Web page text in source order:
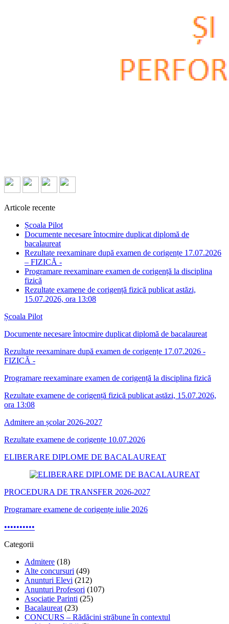
Articole recente
Școala Pilot
Documente necesare întocmire duplicat diplomă de
bacalaureat
Rezultate reexaminare după examen de corigențe 17.07.2026
– FIZICĂ -
Programare reexaminare examen de corigență la disciplina
fizică
Rezultate examene de corigență fizică publicat astăzi,
15.07.2026, ora 13:08
Școala Pilot
Documente necesare întocmire duplicat diplomă de bacalaureat
Rezultate reexaminare după examen de corigențe 17.07.2026 -
FIZICĂ -
Programare reexaminare examen de corigență la disciplina fizică
Rezultate examene de corigență fizică publicat astăzi, 15.07.2026,
ora 13:08
Admitere an școlar 2026-2027
Rezultate examene de corigențe 10.07.2026
ELIBERARE DIPLOME DE BACALAUREAT
PROCEDURA DE TRANSFER 2026-2027
Programare examene de corigențe iulie 2026
••••••••••
Categorii
Admitere (18)
Alte concursuri (49)
Anunturi Elevi (212)
Anunturi Profesori (107)
Asociatie Parinti (25)
Bacalaureat (23)
CONCURS – Rădăcini străbune în contextul